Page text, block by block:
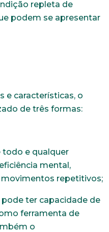
repleta de
podem se apresentar
e características, o
de três formas:
todo e qualquer
mental,
repetitivos;
ter capacidade de
ferramenta de
o